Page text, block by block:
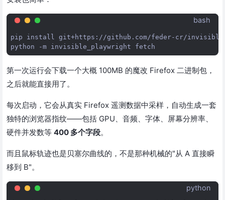
bash
pip install
git+https://github.com/feder-cr/
python
-m invisible_playwright
第一次运行会下载一个大概 100MB 的魔改 Firefox 二进制包，
之后就能直接用了。
每次启动，它会从真实 Firefox 遥测数据中采样，自动生成一套
独特的浏览器指纹——包括 GPU、音频、字体、屏幕分辨率、
硬件并发数等 400 多个字段。
而且鼠标轨迹也是贝塞尔曲线的，不是那种机械的"从 A 直接瞬
移到 B"。
python